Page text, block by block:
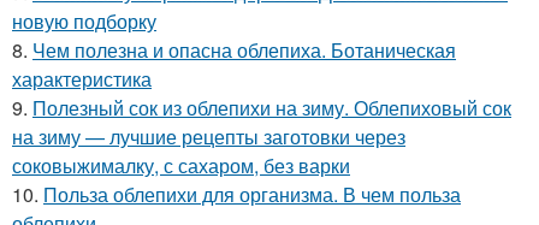
новую подборку
8. Чем полезна и опасна облепиха. Ботаническая
характеристика
9. Полезный сок из облепихи на зиму. Облепиховый сок
на зиму — лучшие рецепты заготовки через
соковыжималку, с сахаром, без варки
10. Польза облепихи для организма. В чем польза